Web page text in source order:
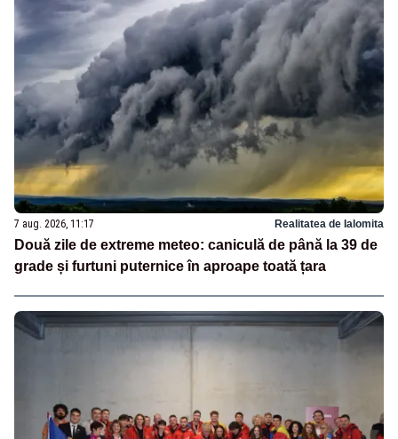
7 aug. 2026, 11:17 Realitatea de Ialomita
Două zile de extreme meteo: caniculă de până la 39 de
grade și furtuni puternice în aproape toată țara